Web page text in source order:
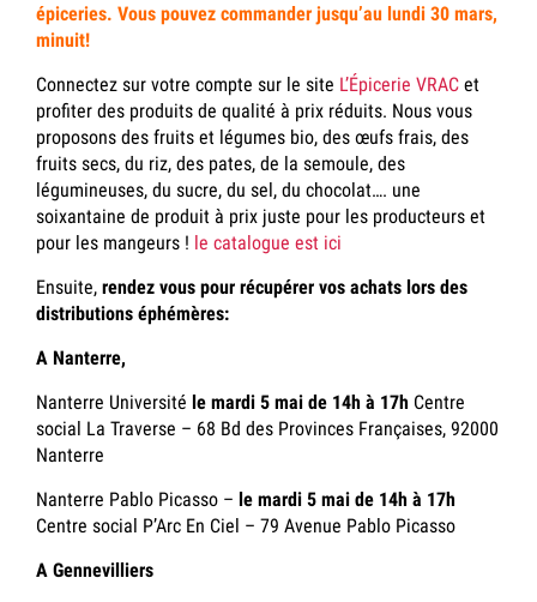
épiceries. Vous pouvez commander jusqu’au lundi 30 mars,
minuit!
Connectez sur votre compte sur le site L’Épicerie VRAC et
profiter des produits de qualité à prix réduits. Nous vous
proposons des fruits et légumes bio, des œufs frais, des
fruits secs, du riz, des pates, de la semoule, des
légumineuses, du sucre, du sel, du chocolat…. une
soixantaine de produit à prix juste pour les producteurs et
pour les mangeurs ! le catalogue est ici
Ensuite, rendez vous pour récupérer vos achats lors des
distributions éphémères:
A Nanterre,
Nanterre Université le mardi 5 mai de 14h à 17h Centre
social La Traverse – 68 Bd des Provinces Françaises, 92000
Nanterre
Nanterre Pablo Picasso – le mardi 5 mai de 14h à 17h
Centre social P’Arc En Ciel – 79 Avenue Pablo Picasso
A Gennevilliers